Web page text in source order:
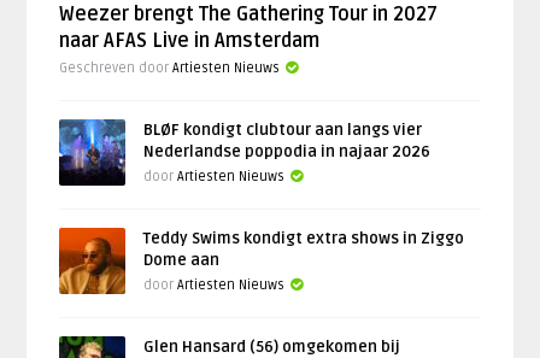
Weezer brengt The Gathering Tour in 2027
naar AFAS Live in Amsterdam
Geschreven doorArtiesten Nieuws
BLØF kondigt clubtour aan langs vier
Nederlandse poppodia in najaar 2026
doorArtiesten Nieuws
Teddy Swims kondigt extra shows in Ziggo
Dome aan
doorArtiesten Nieuws
Glen Hansard (56) omgekomen bij